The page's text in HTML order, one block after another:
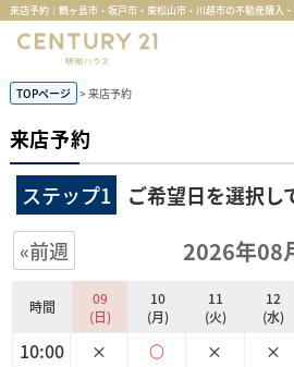
TOPページ 来店予約
来店予約
ステップ1
ご希望日を選択し
«前週
2026年08
時間
10:00
09
(日)
×
10
(月)
○
11
(火)
×
12
(水)
×